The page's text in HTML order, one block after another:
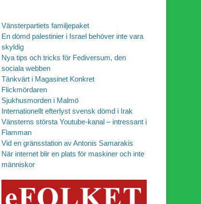
Vänsterpartiets familjepaket
En dömd palestinier i Israel behöver inte vara
skyldig
Nya tips och tricks för Fediversum, den
sociala webben
Tänkvärt i Magasinet Konkret
Flickmördaren
Sjukhusmorden i Malmö
Internationellt efterlyst svensk dömd i Irak
Vänsterns största Youtube-kanal – intressant i
Flamman
Vid en gränsstation av Antonis Samarakis
När internet blir en plats för maskiner och inte
människor